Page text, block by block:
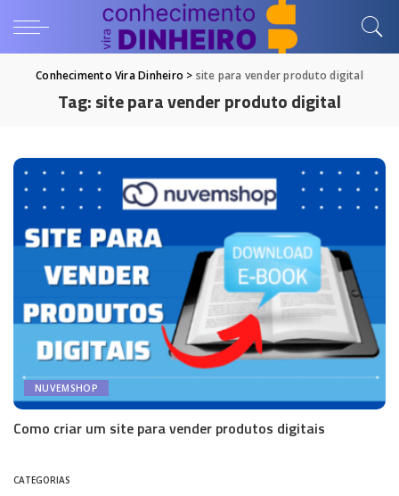
Conhecimento Vira Dinheiro > site para vender produto digital
Tag:site para vender produto digital
NUVEMSHOP
Como criar um site para vender produtos digitais
CATEGORIAS